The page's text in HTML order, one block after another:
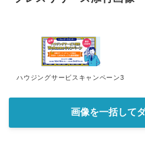
ハウジングサービスキャンペーン3
画像を一括して